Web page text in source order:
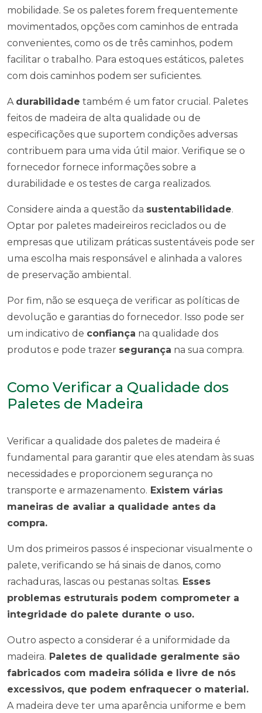
mobilidade. Se os paletes forem frequentemente
movimentados, opções com caminhos de entrada
convenientes, como os de três caminhos, podem
facilitar o trabalho. Para estoques estáticos, paletes
com dois caminhos podem ser suficientes.
A durabilidade também é um fator crucial. Paletes
feitos de madeira de alta qualidade ou de
especificações que suportem condições adversas
contribuem para uma vida útil maior. Verifique se o
fornecedor fornece informações sobre a
durabilidade e os testes de carga realizados.
Considere ainda a questão da sustentabilidade.
Optar por paletes madeireiros reciclados ou de
empresas que utilizam práticas sustentáveis pode ser
uma escolha mais responsável e alinhada a valores
de preservação ambiental.
Por fim, não se esqueça de verificar as políticas de
devolução e garantias do fornecedor. Isso pode ser
um indicativo de confiança na qualidade dos
produtos e pode trazer segurança na sua compra.
Como Verificar a Qualidade dos
Paletes de Madeira
Verificar a qualidade dos paletes de madeira é
fundamental para garantir que eles atendam às suas
necessidades e proporcionem segurança no
transporte e armazenamento. Existem várias
maneiras de avaliar a qualidade antes da
compra.
Um dos primeiros passos é inspecionar visualmente o
palete, verificando se há sinais de danos, como
rachaduras, lascas ou pestanas soltas. Esses
problemas estruturais podem comprometer a
integridade do palete durante o uso.
Outro aspecto a considerar é a uniformidade da
madeira. Paletes de qualidade geralmente são
fabricados com madeira sólida e livre de nós
excessivos, que podem enfraquecer o material.
A madeira deve ter uma aparência uniforme e bem